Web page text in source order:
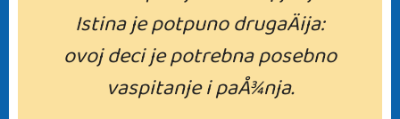
Istina je potpuno drugaÄija:
ovoj deci je potrebna posebno
vaspitanje i paÅ¾nja.